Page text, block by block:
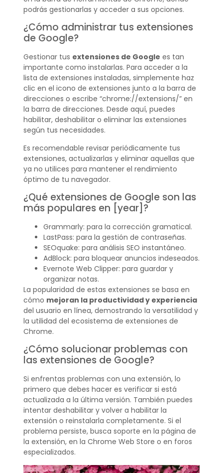
podrás gestionarlas y acceder a sus opciones.
¿Cómo administrar tus extensiones
de Google?
Gestionar tus extensiones de Google es tan
importante como instalarlas. Para acceder a la
lista de extensiones instaladas, simplemente haz
clic en el icono de extensiones junto a la barra de
direcciones o escribe “chrome://extensions/” en
la barra de direcciones. Desde aquí, puedes
habilitar, deshabilitar o eliminar las extensiones
según tus necesidades.
Es recomendable revisar periódicamente tus
extensiones, actualizarlas y eliminar aquellas que
ya no utilices para mantener el rendimiento
óptimo de tu navegador.
¿Qué extensiones de Google son las
más populares en [year]?
Grammarly: para la corrección gramatical.
LastPass: para la gestión de contraseñas.
SEOquake: para análisis SEO instantáneo.
AdBlock: para bloquear anuncios indeseados.
Evernote Web Clipper: para guardar y
organizar notas.
La popularidad de estas extensiones se basa en
cómo mejoran la productividad y experiencia
del usuario en línea, demostrando la versatilidad y
la utilidad del ecosistema de extensiones de
Chrome.
¿Cómo solucionar problemas con
las extensiones de Google?
Si enfrentas problemas con una extensión, lo
primero que debes hacer es verificar si está
actualizada a la última versión. También puedes
intentar deshabilitar y volver a habilitar la
extensión o reinstalarla completamente. Si el
problema persiste, busca soporte en la página de
la extensión, en la Chrome Web Store o en foros
especializados.